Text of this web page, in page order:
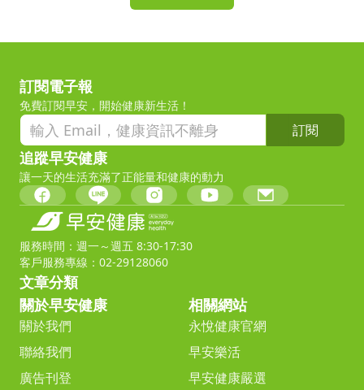
訂閱電子報
免費訂閱早安，開始健康新生活！
訂閱
追蹤早安健康
讓一天的生活充滿了正能量和健康的動力
服務時間：週一～週五 8:30-17:30
客戶服務專線：02-29128060
文章分類
關於早安健康
關於我們
聯絡我們
廣告刊登
相關網站
永悅健康官網
早安樂活
早安健康嚴選